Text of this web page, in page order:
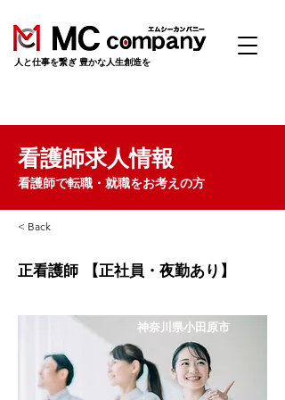
​人と仕事を繋ぎ 豊かな人生創造を
看護師求人情報
看護師で転職・就職をお考えの方
< Back
正看護師 【正社員・夜勤あり】
神奈川県小田原市